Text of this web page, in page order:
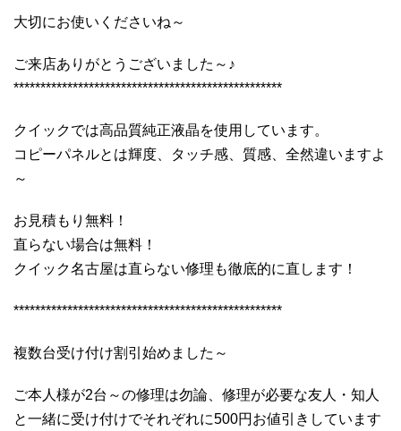
大切にお使いくださいね～
ご来店ありがとうございました～♪
**************************************************
クイックでは高品質純正液晶を使用しています。
コピーパネルとは輝度、タッチ感、質感、全然違いますよ
～
お見積もり無料！
直らない場合は無料！
クイック名古屋は直らない修理も徹底的に直します！
**************************************************
複数台受け付け割引始めました～
ご本人様が2台～の修理は勿論、修理が必要な友人・知人
と一緒に受け付けでそれぞれに500円お値引きしています